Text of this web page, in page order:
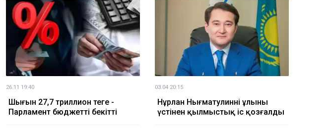
26.11 19:40
Шығын 27,7 триллион теңге -
Парламент бюджетті бекітті
03.04 20:15
Нұрлан Нығматулиннің ұлының
үстінен қылмыстық іс қозғалды